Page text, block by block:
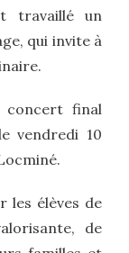
travaillé un
qui invite à
concert final
vendredi 10
les élèves de
de